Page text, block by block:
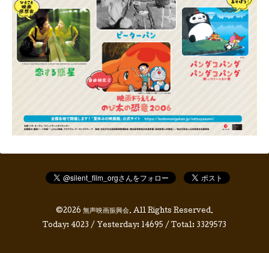
©2026 無声映画振興会. All Rights Reserved.
Today: 4023 / Yesterday: 14695 / Total: 3329573